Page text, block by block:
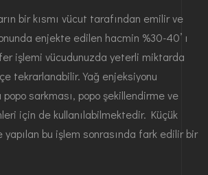
bir kısmı vücut tarafından emilir ve
enjekte edilen hacmin %30-40’ ı
işlemi vücudunuzda yeterli miktarda
tekrarlanabilir. Yağ enjeksiyonu
popo sarkması, popo şekillendirme ve
için de kullanılabilmektedir. Küçük
bu işlem sonrasında fark edilir bir